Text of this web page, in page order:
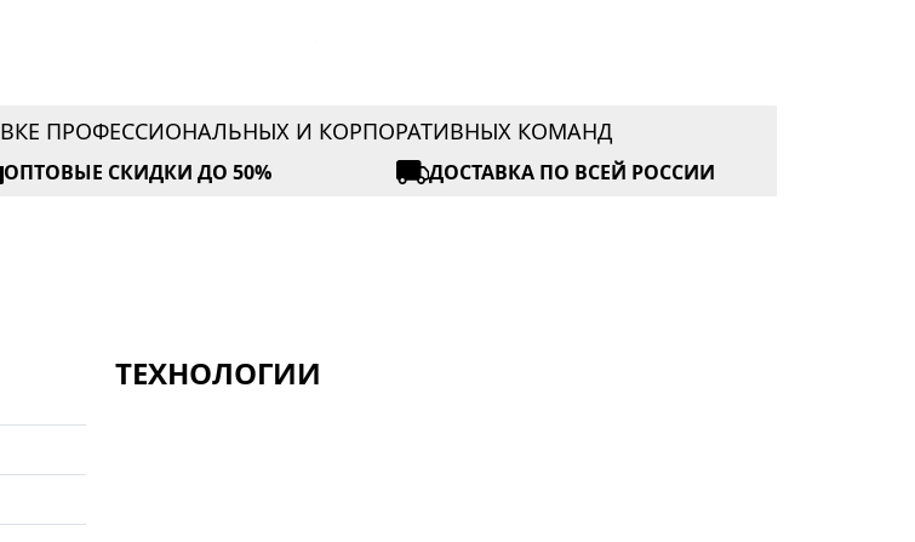
ПРОФЕССИОНАЛЬНЫХ И КОРПОРАТИВНЫХ КОМАНД
ОПТОВЫЕ СКИДКИ ДО 50% ДОСТАВКА ПО ВСЕЙ РОССИИ
ТЕХНОЛОГИИ